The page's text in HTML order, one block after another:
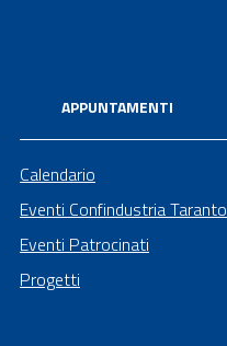
APPUNTAMENTI
Calendario
Eventi Confindustria Taranto
Eventi Patrocinati
Progetti